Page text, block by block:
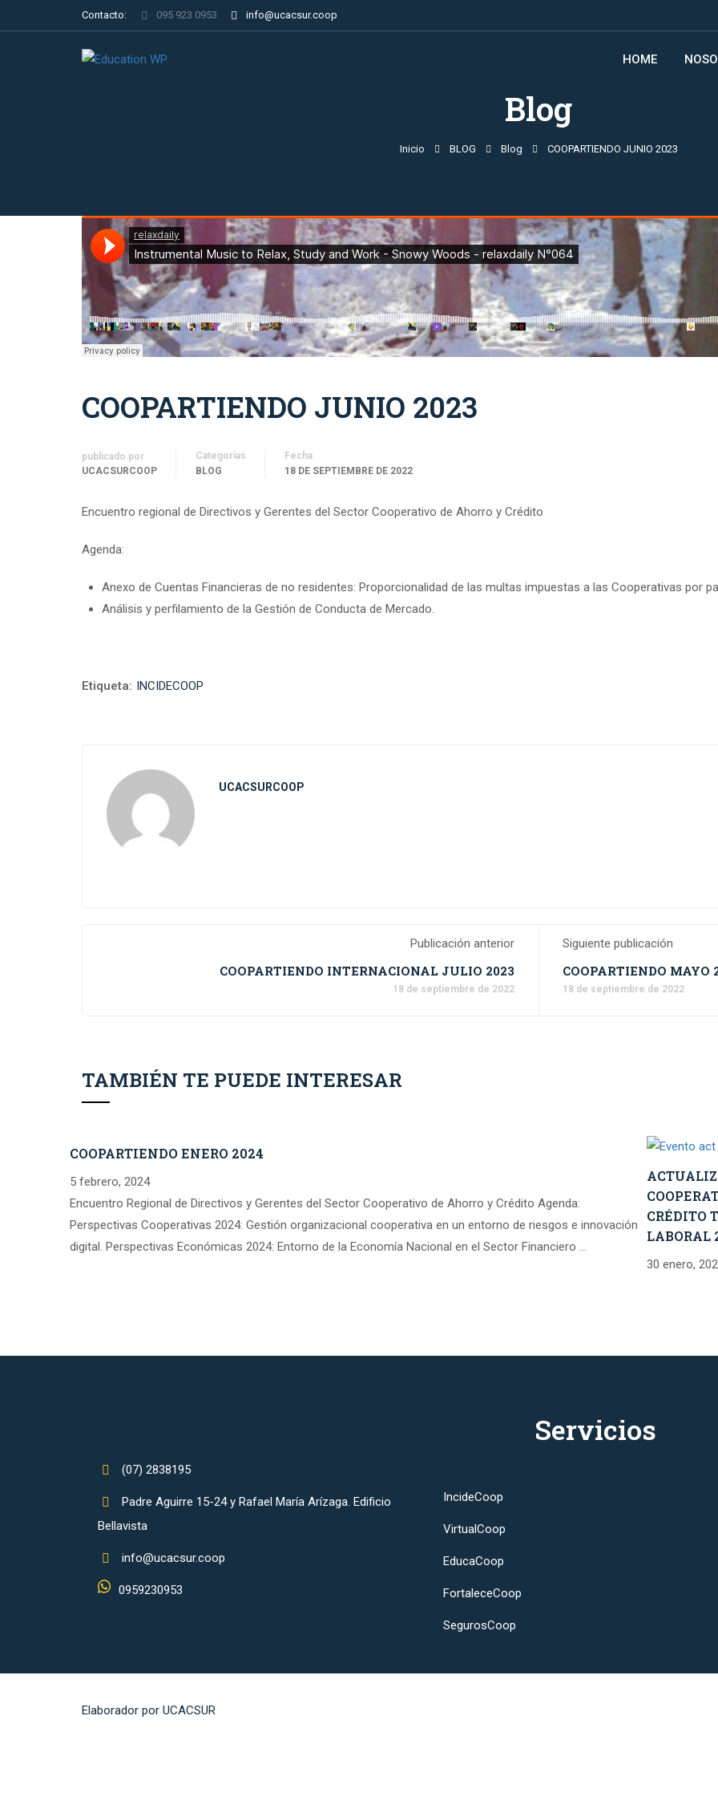
Contacto: 095 923 0953 info@ucacsur.coop
HOME
Blog
Inicio BLOG Blog COOPARTIENDO JUNIO 2023
COOPARTIENDO JUNIO 2023
publicado por
UCACSURCOOP
Categorías
BLOG
Fecha
18 DE SEPTIEMBRE DE 2022
Encuentro regional de Directivos y Gerentes del Sector Cooperativo de Ahorro y Crédito
Agenda:
Anexo de Cuentas Financieras de no residentes: Proporcionalidad de las multas impuestas a las Cooperativas por
Análisis y perfilamiento de la Gestión de Conducta de Mercado.
Etiqueta: INCIDECOOP
UCACSURCOOP
Publicación anterior
COOPARTIENDO INTERNACIONAL JULIO 2023
18 de septiembre de 2022
Siguiente publicación
COOPARTIENDO MAYO
18 de septiembre de 2022
TAMBIÉN TE PUEDE INTERESAR
COOPARTIENDO ENERO 2024
5 febrero, 2024
Encuentro Regional de Directivos y Gerentes del Sector Cooperativo de Ahorro y Crédito Agenda:
Perspectivas Cooperativas 2024: Gestión organizacional cooperativa en un entorno de riesgos e innovación
digital. Perspectivas Económicas 2024: Entorno de la Economía Nacional en el Sector Financiero …
CRÉDITO
LABORAL
30 enero,
(07) 2838195
Padre Aguirre 15-24 y Rafael María Arízaga. Edificio
Bellavista
info@ucacsur.coop
0959230953
Servicios
IncideCoop
VirtualCoop
EducaCoop
FortaleceCoop
SegurosCoop
Elaborador por UCACSUR